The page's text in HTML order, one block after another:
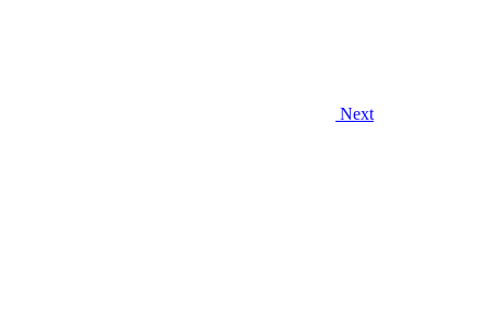
Next